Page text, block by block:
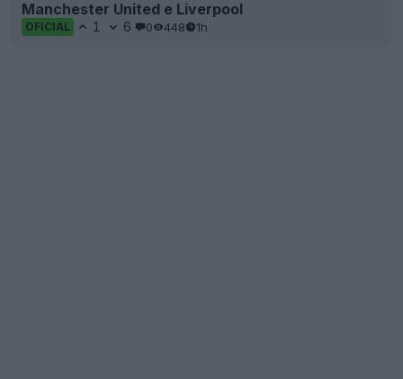
Manchester United e Liverpool
OFICIAL 1 6 0 448 1h